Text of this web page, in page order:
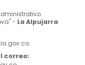
- La Alpujarra
correo: